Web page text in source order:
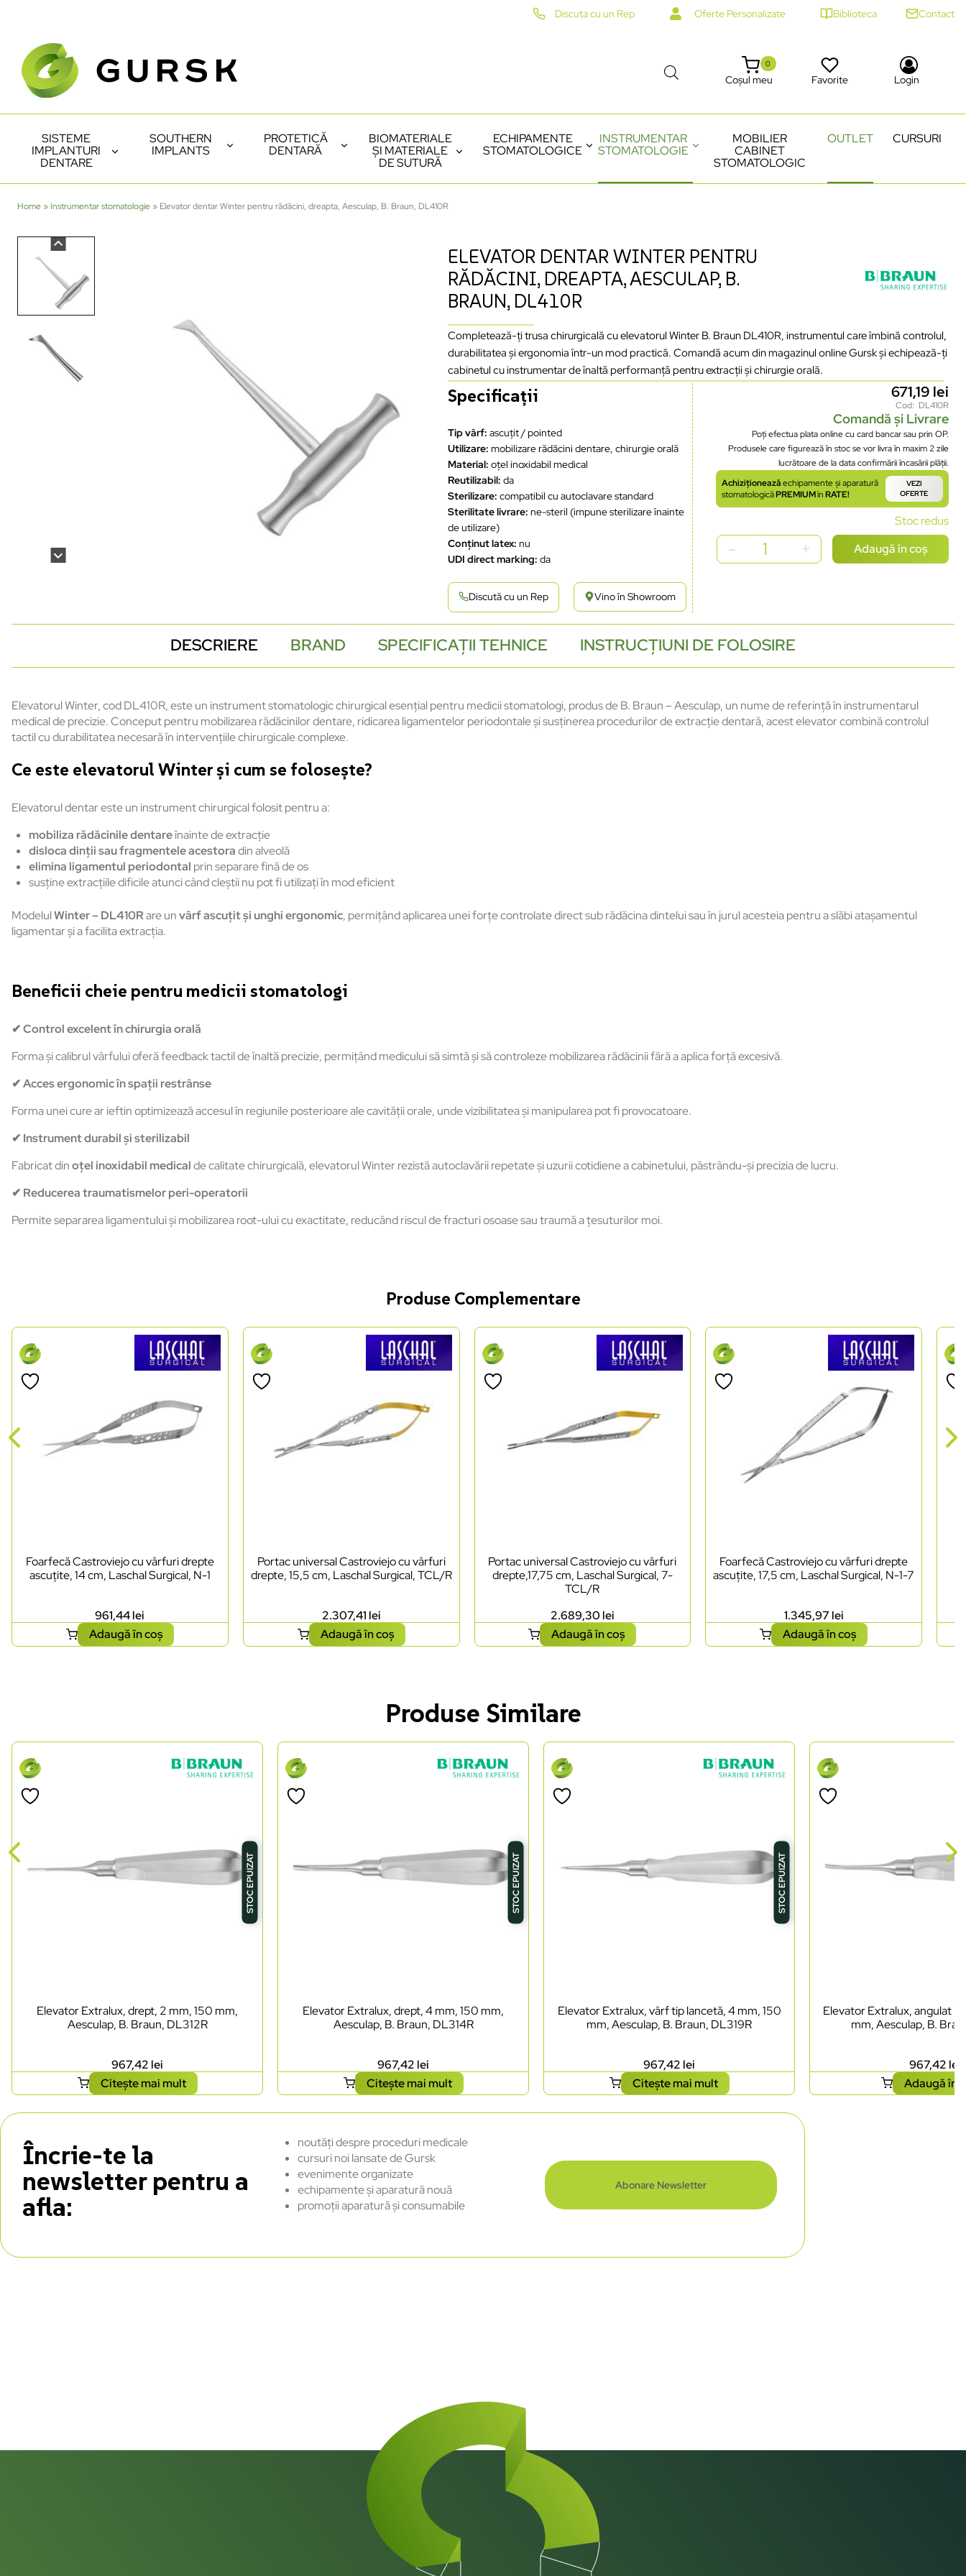
Discuta cu un Rep Oferte Personalizate Biblioteca Contact
Coșul meu
0
Favorite Login
SISTEME
IMPLANTURI
DENTARE
SOUTHERN
IMPLANTS
PROTETICĂ
DENTARĂ
BIOMATERIALE
ȘI MATERIALE
DE SUTURĂ
ECHIPAMENTE
STOMATOLOGICE
INSTRUMENTAR
STOMATOLOGIE
MOBILIER
CABINET
STOMATOLOGIC
OUTLET CURSURI
Home » Instrumentar stomatologie » Elevator dentar Winter pentru rădăcini, dreapta, Aesculap, B. Braun, DL410R
ELEVATOR DENTAR WINTER PENTRU
RĂDĂCINI, DREAPTA, AESCULAP, B.
BRAUN, DL410R
Completează-ți trusa chirurgicală cu elevatorul Winter B. Braun DL410R, instrumentul care îmbină controlul,
durabilitatea și ergonomia într-un mod practică. Comandă acum din magazinul online Gursk și echipează-ți
cabinetul cu instrumentar de înaltă performanță pentru extracții și chirurgie orală.
Specificații
Tip vârf: ascuțit / pointed
Utilizare: mobilizare rădăcini dentare, chirurgie orală
Material: oțel inoxidabil medical
Reutilizabil: da
Sterilizare: compatibil cu autoclavare standard
Sterilitate livrare: ne-steril (impune sterilizare înainte
de utilizare)
Conținut latex: nu
UDI direct marking: da
Discută cu un Rep Vino în Showroom
671,19 lei
Cod: DL410R
Comandă și Livrare
Poți efectua plata online cu card bancar sau prin OP.
Produsele care figurează în stoc se vor livra în maxim 2 zile
lucrătoare de la data confirmării încasării plății.
Achiziționeazăechipamente și aparatură
stomatologicăPREMIUMînRATE!
VEZI
OFERTE
Stoc redus
Adaugă în coș
DESCRIERE BRAND SPECIFICAȚII TEHNICE INSTRUCȚIUNI DE FOLOSIRE
Elevatorul Winter, cod DL410R, este un instrument stomatologic chirurgical esențial pentru medicii stomatologi, produs de B. Braun – Aesculap, un nume de referință în instrumentarul
medical de precizie. Conceput pentru mobilizarea rădăcinilor dentare, ridicarea ligamentelor periodontale și susținerea procedurilor de extracție dentară, acest elevator combină controlul
tactil cu durabilitatea necesară în intervențiile chirurgicale complexe.
Ce este elevatorul Winter și cum se folosește?
Elevatorul dentar este un instrument chirurgical folosit pentru a:
mobiliza rădăcinile dentareînainte de extracție
disloca dinții sau fragmentele acestoradin alveolă
elimina ligamentul periodontal prin separare fină de os
susține extracțiile dificile atunci când cleștii nu pot fi utilizați în mod eficient
ModelulWinter – DL410Rare unvârf ascuțit și unghi ergonomic, permițând aplicarea unei forțe controlate direct sub rădăcina dintelui sau în jurul acesteia pentru a slăbi atașamentul
ligamentar și a facilita extracția.
Beneficii cheie pentru medicii stomatologi
✔Control excelent în chirurgia orală
Forma și calibrul vârfului oferă feedback tactil de înaltă precizie, permițând medicului să simtă și să controleze mobilizarea rădăcinii fără a aplica forță excesivă.
✔Acces ergonomic în spații restrânse
Forma unei cure ar ieftin optimizează accesul în regiunile posterioare ale cavității orale, unde vizibilitatea și manipularea pot fi provocatoare.
✔ Instrument durabil și sterilizabil
Fabricat dinoțel inoxidabil medicalde calitate chirurgicală, elevatorul Winter rezistă autoclavării repetate și uzurii cotidiene a cabinetului, păstrându-și precizia de lucru.
✔ Reducerea traumatismelor peri-operatorii
Permite separarea ligamentului și mobilizarea root-ului cu exactitate, reducând riscul de fracturi osoase sau traumă a țesuturilor moi.
Produse Complementare
Foarfecă Castroviejo cu vârfuri drepte
ascuțite, 14 cm, Laschal Surgical, N-1
961,44lei
Adaugă în coș
Portac universal Castroviejo cu vârfuri
drepte, 15,5 cm, Laschal Surgical, TCL/R
2.307,41 lei
Adaugă în coș
Portac universal Castroviejo cu vârfuri
drepte,17,75 cm, Laschal Surgical, 7-
TCL/R
2.689,30 lei
Adaugă în coș
Foarfecă Castroviejo cu vârfuri drepte
ascuțite, 17,5 cm, Laschal Surgical, N-1-7
1.345,97 lei
Adaugă în coș
Produse Similare
STOC EPUIZAT
Elevator Extralux, drept, 2 mm, 150 mm,
Aesculap, B. Braun, DL312R
967,42 lei
Citește mai mult
STOC EPUIZAT
Elevator Extralux, drept, 4 mm, 150 mm,
Aesculap, B. Braun, DL314R
967,42 lei
Citește mai mult
STOC EPUIZAT
Elevator Extralux, vârf tip lancetă, 4 mm, 150
mm, Aesculap, B. Braun, DL319R
967,42 lei
Citește mai mult
Elevator Extralux, angulat
mm, Aesculap, B.
967,42 lei
Adaugă în
Încrie-te la
newsletter pentru a
afla:
noutăți despre proceduri medicale
cursuri noi lansate de Gursk
evenimente organizate
echipamente și aparatură nouă
promoții aparatură și consumabile
Abonare Newsletter